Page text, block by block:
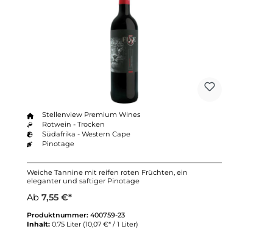
Stellenview Premium Wines
Rotwein - Trocken
Südafrika - Western Cape
Pinotage
Weiche Tannine mit reifen roten Früchten, ein
eleganter und saftiger Pinotage
Ab 7,55 €*
Produktnummer: 400759-23
Inhalt: 0.75 Liter (10,07 €* / 1 Liter)